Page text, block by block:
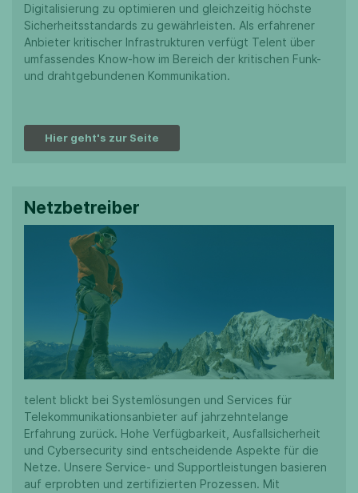
Digitalisierung zu optimieren und gleichzeitig höchste
Sicherheitsstandards zu gewährleisten. Als erfahrener
Anbieter kritischer Infrastrukturen verfügt Telent über
umfassendes Know-how im Bereich der kritischen Funk-
und drahtgebundenen Kommunikation.
Hier geht's zur Seite
Netzbetreiber
telent blickt bei Systemlösungen und Services für
Telekommunikationsanbieter auf jahrzehntelange
Erfahrung zurück. Hohe Verfügbarkeit, Ausfallsicherheit
und Cybersecurity sind entscheidende Aspekte für die
Netze. Unsere Service- und Supportleistungen basieren
auf erprobten und zertifizierten Prozessen. Mit